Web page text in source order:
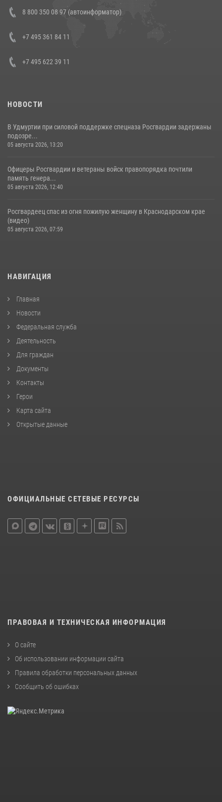
В Росгвардии прошла военно-научная конференция по обобщению
боевого опыта
8 800 350 08 97 (автоинформатор)
+7 495 361 84 11
+7 495 622 39 11
НОВОСТИ
В Удмуртии при силовой поддержке спецназа Росгвардии задержаны
подозре...
05 августа 2026, 13:20
Офицеры Росгвардии и ветераны войск правопорядка почтили
память генера...
05 августа 2026, 12:40
Росгвардеец спас из огня пожилую женщину в Краснодарском крае
(видео)
05 августа 2026, 07:59
НАВИГАЦИЯ
Главная
Новости
Федеральная служба
Деятельность
Для граждан
Документы
Контакты
Герои
Карта сайта
Открытые данные
ОФИЦИАЛЬНЫЕ СЕТЕВЫЕ РЕСУРСЫ
ПРАВОВАЯ И ТЕХНИЧЕСКАЯ ИНФОРМАЦИЯ
О сайте
Об использовании информации сайта
Правила обработки персональных данных
Сообщить об ошибках